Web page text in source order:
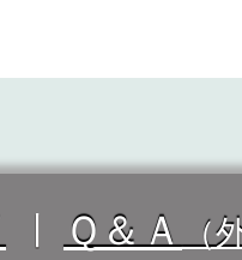
Ｑ＆Ａ （